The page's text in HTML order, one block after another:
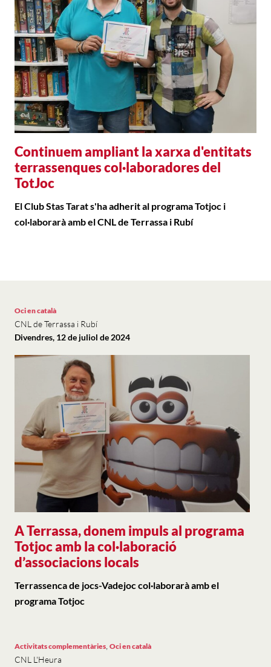
Continuem ampliant la xarxa d'entitats
terrassenques col·laboradores del
TotJoc
El Club Stas Tarat s'ha adherit al programa Totjoc i
col·laborarà amb el CNL de Terrassa i Rubí
A Terrassa, donem impuls al programa
Totjoc amb la col·laboració
d’associacions locals
Oci en català
CNL de Terrassa i Rubí
Divendres, 12 de juliol de 2024
Terrassenca de jocs-Vadejoc col·laborarà amb el
programa Totjoc
Activitats complementàries, Oci en català
CNL L'Heura